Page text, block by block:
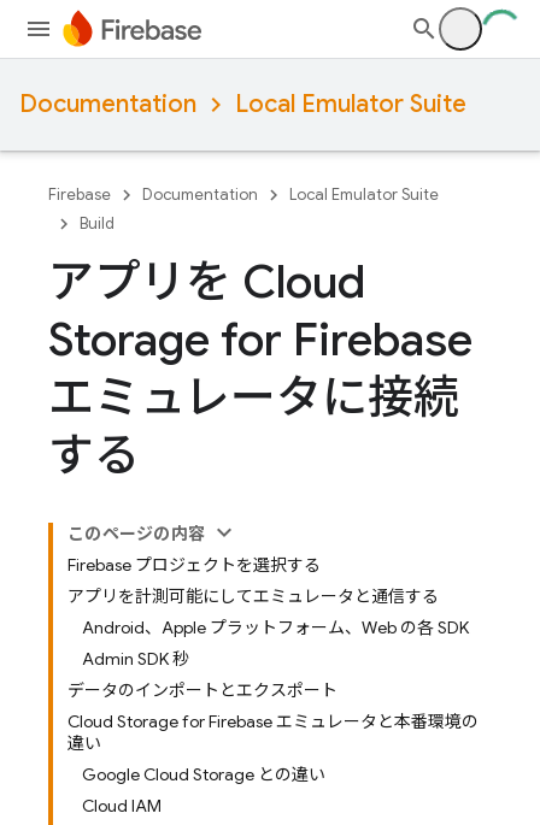
Documentation Local Emulator Suite
Firebase Documentation
Local Emulator Suite
Build
アプリを Cloud
Storage for Firebase
エミュレータに接続
する
このページの内容
Firebase プロジェクトを選択する
アプリを計測可能にしてエミュレータと通信する
Android、Apple プラットフォーム、Web の各 SDK
Admin SDK 秒
データのインポートとエクスポート
Cloud Storage for Firebase エミュレータと本番環境の
違い
Google Cloud Storage との違い
Cloud IAM